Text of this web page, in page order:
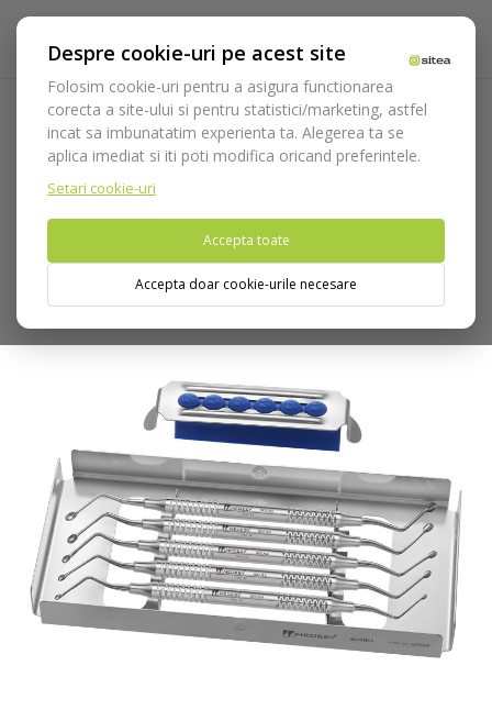
Despre cookie-uri pe acest site
Folosim cookie-uri pentru a asigura functionarea
corecta a site-ului si pentru statistici/marketing, astfel
incat sa imbunatatim experienta ta. Alegerea ta se
aplica imediat si iti poti modifica oricand preferintele.
Setari cookie-uri
Accepta toate
Accepta doar cookie-urile necesare
Acasa Instrumentar Chirurgie si implantologie
alveolare
Kit Chiurete alveolare cod 660/Kit.HL8
Nu puteti plasa comenzi din tara din care accesati website-ul